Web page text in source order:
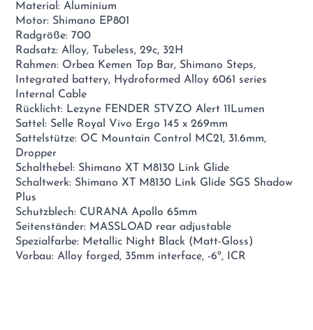
Material: Aluminium
Motor: Shimano EP801
Radgröße: 700
Radsatz: Alloy, Tubeless, 29c, 32H
Rahmen: Orbea Kemen Top Bar, Shimano Steps,
Integrated battery, Hydroformed Alloy 6061 series
Internal Cable
Rücklicht: Lezyne FENDER STVZO Alert 11Lumen
Sattel: Selle Royal Vivo Ergo 145 x 269mm
Sattelstütze: OC Mountain Control MC21, 31.6mm,
Dropper
Schalthebel: Shimano XT M8130 Link Glide
Schaltwerk: Shimano XT M8130 Link Glide SGS Shadow
Plus
Schutzblech: CURANA Apollo 65mm
Seitenständer: MASSLOAD rear adjustable
Spezialfarbe: Metallic Night Black (Matt-Gloss)
Vorbau: Alloy forged, 35mm interface, -6º, ICR